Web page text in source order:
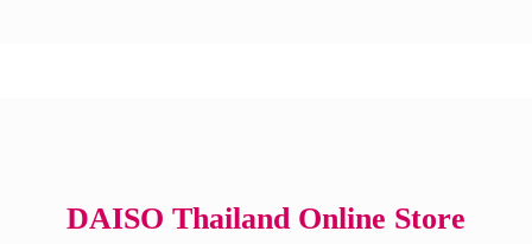
DAISO Thailand Online Store